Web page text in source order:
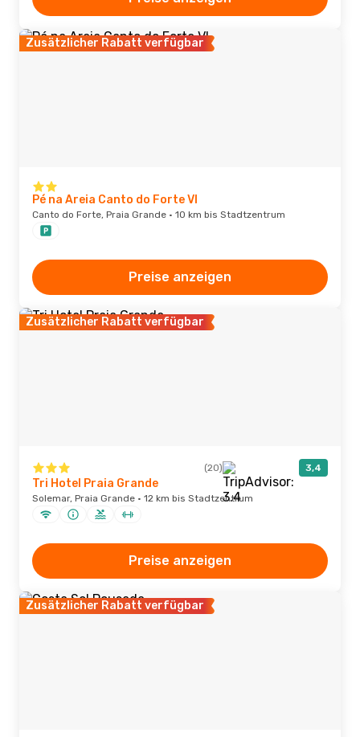
Zusätzlicher Rabatt verfügbar
Pé na Areia Canto do Forte VI
Canto do Forte, Praia Grande · 10 km bis Stadtzentrum
Preise anzeigen
Zusätzlicher Rabatt verfügbar
(20) 3,4
Tri Hotel Praia Grande
Solemar, Praia Grande · 12 km bis Stadtzentrum
Preise anzeigen
Zusätzlicher Rabatt verfügbar